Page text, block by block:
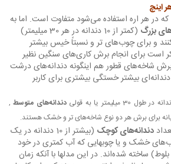
اینچ
که در هر اره استفاده می‌شود متفاوت است. اما به
بزرگ
(کمتر از 10 دندانه در هر 30 میلیمتر)
و برای چوب‌های تر و نسبتاً خیس بیشتر
است برای انجام برش کاری‌های سنگین نظیر
شاخه‌های قطور هم اینگونه دندانه‌های درشت
بیشتر خستگی بیشتری برای کاربر
دندانه‌های متوسط,
میانه برای برش هر دو نوع شاخه‌های تر و خشک هستند.
دندانه‌های کوچک
(بیشتر از 10 دندانه در یک
چوب‌های خشک و یا چوبهایی که آب کمتری در خود
ساخته شده‌اند. در این مدلها با آنکه زمان